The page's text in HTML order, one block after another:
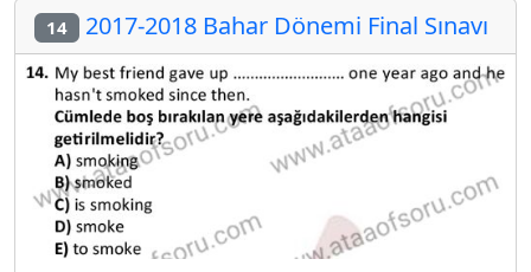
14 2017-2018 Bahar Dönemi Final Sınavı